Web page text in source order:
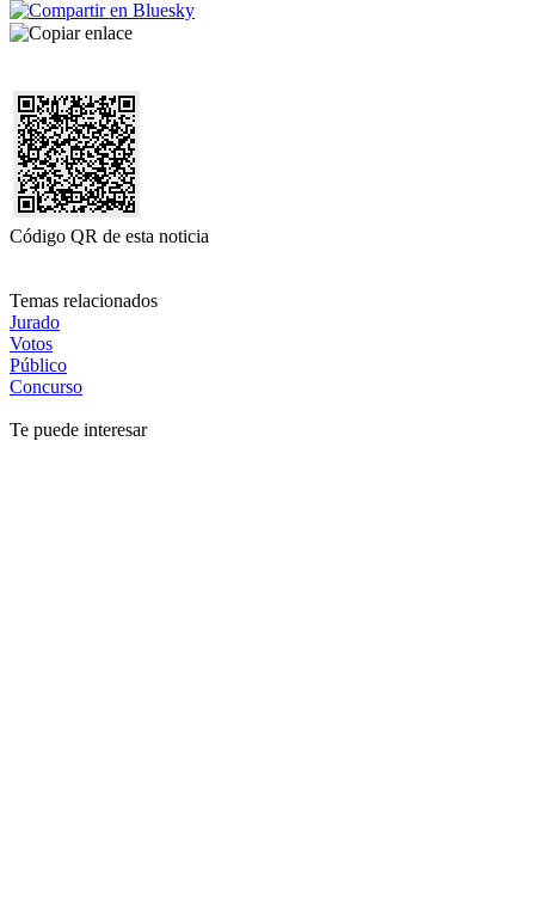
Código QR de esta noticia
Temas relacionados
Jurado
Votos
Público
Concurso
Te puede interesar